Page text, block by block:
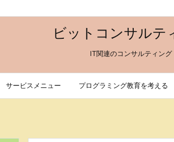
ビットコンサルテ
IT関連のコンサルティング
サービスメニュー プログラミング教育を考える